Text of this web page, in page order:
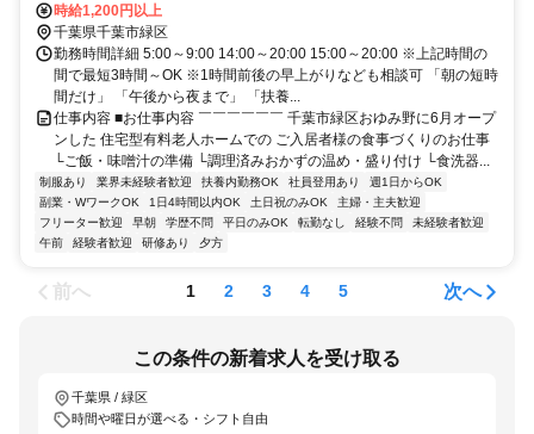
近く
時給1,200円以上
千葉県千葉市緑区
勤務時間詳細 5:00～9:00 14:00～20:00 15:00～20:00 ※上記時間の
間で最短3時間～OK ※1時間前後の早上がりなども相談可 「朝の短時
間だけ」 「午後から夜まで」 「扶養...
仕事内容 ■お仕事内容 ￣￣￣￣￣￣ 千葉市緑区おゆみ野に6月オープ
ンした 住宅型有料老人ホームでの ご入居者様の食事づくりのお仕事
└ご飯・味噌汁の準備 └調理済みおかずの温め・盛り付け └食洗器...
制服あり 業界未経験者歓迎 扶養内勤務OK 社員登用あり
週1日からOK
副業・WワークOK
1日4時間以内OK 土日祝のみOK
主婦・主夫歓迎
フリーター歓迎
早朝 学歴不問 平日のみOK 転勤なし 経験不問
未経験者歓迎
午前
経験者歓迎 研修あり 夕方
前へ 1 2 3 4 5 次へ
この条件の新着求人を受け取る
千葉県 / 緑区
時間や曜日が選べる・シフト自由